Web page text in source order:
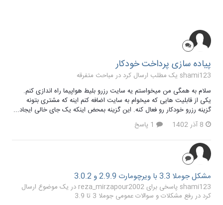
پیاده سازی پرداخت خودکار
shami123 یک مطلب ارسال کرد در
مباحث متفرقه
سلام به همگی من میخواستم یه سایت رزرو بلیط هواپیما راه اندازی کنم.
یکی از قابلیت هایی که میخوام به سایت اضافه کنم اینه که مشتری بتونه
گزینه رزرو خودکار رو فعال کنه. این گزینه بمحض اینکه یک جای خالی ایجاد...
8 آذر 1402
مشکل جوملا 3.3 با ویرچومارت 2.9.9 و 3.0.2
shami123 پاسخی برای reza_mirzapour2002 در یک موضوع ارسال
کرد در رفع مشکلات و سوالات عمومی جوملا 3 تا 3.9